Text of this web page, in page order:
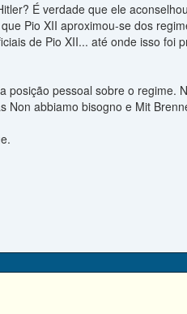
É verdade que ele
Pio XII aproximou-se dos
de Pio XII... até onde isso foi
pessoal sobre o regime.
Non abbiamo bisogno e Mit